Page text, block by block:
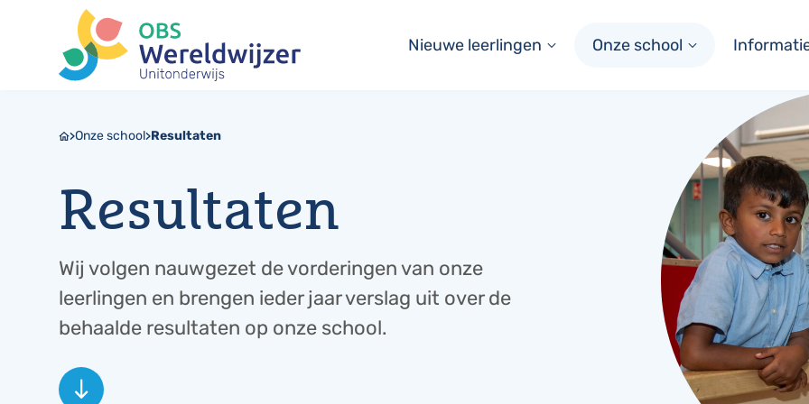
Nieuwe leerlingen Onze school
Onze school Resultaten
Resultaten
Wij volgen nauwgezet de vorderingen van onze
leerlingen en brengen ieder jaar verslag uit over de
behaalde resultaten op onze school.
south